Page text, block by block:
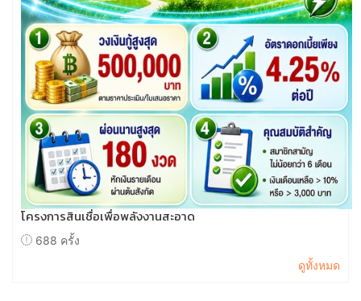
โครงการสินเชื่อเพื่อพลังงานสะอาด
688 ครั้ง
ดูทั้งหมด